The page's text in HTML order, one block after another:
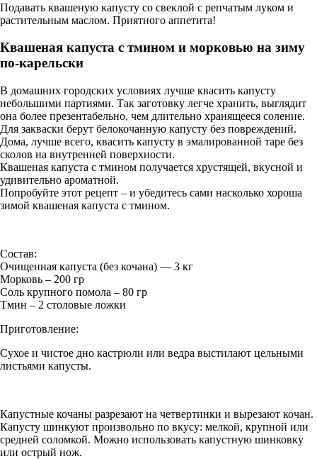
Подавать квашеную капусту со свеклой с репчатым луком и
растительным маслом. Приятного аппетита!
Квашеная капуста с тмином и морковью на зиму
по-карельски
В домашних городских условиях лучше квасить капусту
небольшими партиями. Так заготовку легче хранить, выглядит
она более презентабельно, чем длительно хранящееся соление.
Для закваски берут белокочанную капусту без повреждений.
Дома, лучше всего, квасить капусту в эмалированной таре без
сколов на внутренней поверхности.
Квашеная капуста с тмином получается хрустящей, вкусной и
удивительно ароматной.
Попробуйте этот рецепт – и убедитесь сами насколько хороша
зимой квашеная капуста с тмином.
Состав:
Очищенная капуста (без кочана) — 3 кг
Морковь – 200 гр
Соль крупного помола – 80 гр
Тмин – 2 столовые ложки
Приготовление:
Сухое и чистое дно кастрюли или ведра выстилают цельными
листьями капусты.
Капустные кочаны разрезают на четвертинки и вырезают кочан.
Капусту шинкуют произвольно по вкусу: мелкой, крупной или
средней соломкой. Можно использовать капустную шинковку
или острый нож.